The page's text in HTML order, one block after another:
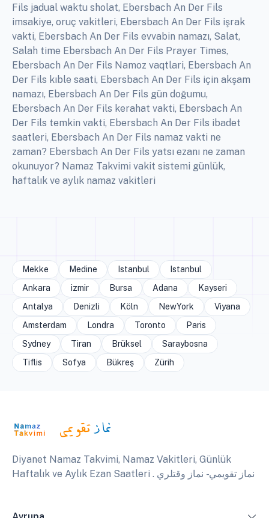
Fils jadual waktu sholat, Ebersbach An Der Fils
imsakiye, oruç vakitleri, Ebersbach An Der Fils işrak
vakti, Ebersbach An Der Fils evvabin namazı, Salat,
Salah time Ebersbach An Der Fils Prayer Times,
Ebersbach An Der Fils Namoz vaqtlari, Ebersbach An
Der Fils kıble saati, Ebersbach An Der Fils için akşam
namazı, Ebersbach An Der Fils gün doğumu,
Ebersbach An Der Fils kerahat vakti, Ebersbach An
Der Fils temkin vakti, Ebersbach An Der Fils ibadet
saatleri, Ebersbach An Der Fils namaz vakti ne
zaman? Ebersbach An Der Fils yatsı ezanı ne zaman
okunuyor? Namaz Takvimi vakit sistemi günlük,
haftalık ve aylık namaz vakitleri
Mekke Medine Istanbul
Istanbul
Ankara
izmir Bursa Adana
Kayseri
Antalya
Denizli Köln NewYork
Viyana
Amsterdam
Londra Toronto
Paris
Sydney
Tiran Brüksel
Saraybosna
Tiflis
Sofya Bükreş Zürih
Diyanet Namaz Takvimi, Namaz Vakitleri, Günlük
Haftalık ve Aylık Ezan Saatleri . نماز تقويمي - نماز وقتلري